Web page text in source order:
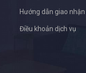
Hướng dẫn giao nhận
Điều khoản dịch vụ